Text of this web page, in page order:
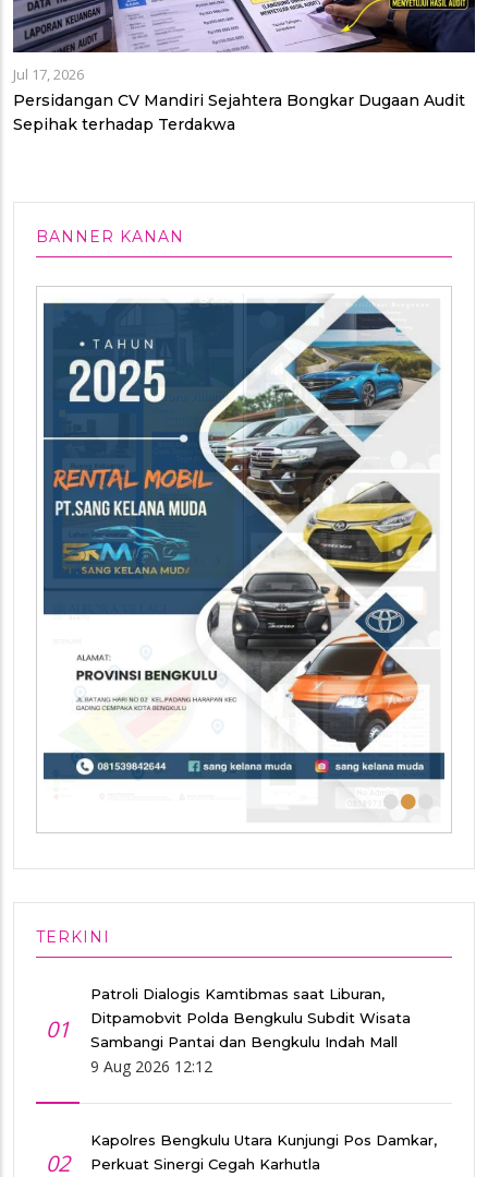
Jul 17, 2026
Persidangan CV Mandiri Sejahtera Bongkar Dugaan Audit
Sepihak terhadap Terdakwa
BANNER KANAN
•••
TERKINI
01
Patroli Dialogis Kamtibmas saat Liburan,
Ditpamobvit Polda Bengkulu Subdit Wisata
Sambangi Pantai dan Bengkulu Indah Mall
9 Aug 2026 12:12
02
Kapolres Bengkulu Utara Kunjungi Pos Damkar,
Perkuat Sinergi Cegah Karhutla